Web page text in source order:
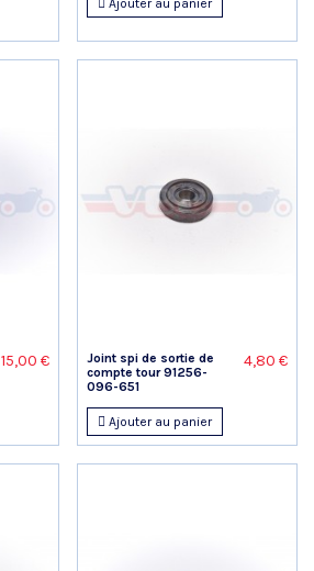
Ajouter au panier
15,00 €
Joint spi de sortie de
compte tour 91256-
096-651
4,80 €
Ajouter au panier